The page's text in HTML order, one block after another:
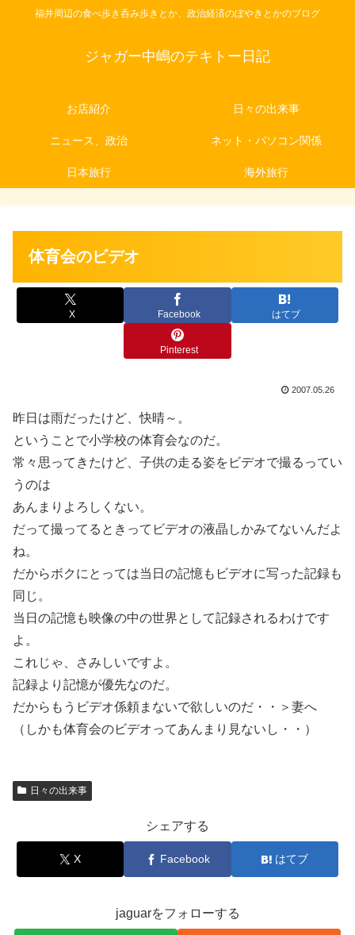
福井周辺の食べ歩き呑み歩きとか、政治経済のぼやきとかのブログ
ジャガー中嶋のテキトー日記
お店紹介 日々の出来事
ニュース、政治 ネット・パソコン関係
日本旅行 海外旅行
体育会のビデオ
X Facebook はてブ
Pinterest
2007.05.26
昨日は雨だったけど、快晴～。
ということで小学校の体育会なのだ。
常々思ってきたけど、子供の走る姿をビデオで撮るってい
うのは
あんまりよろしくない。
だって撮ってるときってビデオの液晶しかみてないんだよ
ね。
だからボクにとっては当日の記憶もビデオに写った記録も
同じ。
当日の記憶も映像の中の世界として記録されるわけです
よ。
これじゃ、さみしいですよ。
記録より記憶が優先なのだ。
だからもうビデオ係頼まないで欲しいのだ・・＞妻へ
（しかも体育会のビデオってあんまり見ないし・・）
日々の出来事
シェアする
X Facebook はてブ
jaguarをフォローする